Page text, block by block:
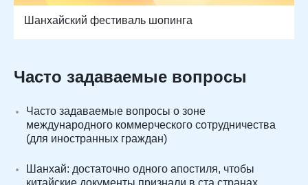
Шанхайский фестиваль шопинга
Часто задаваемые вопросы
Часто задаваемые вопросы о зоне
международного коммерческого сотрудничества
(для иностранных граждан)
Шанхай: достаточно одного апостиля, чтобы
китайские документы признали в ста странах